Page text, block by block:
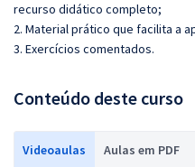
recurso didático completo;
2. Material prático que facilita a
3. Exercícios comentados.
Conteúdo deste curso
Videoaulas Aulas em PDF